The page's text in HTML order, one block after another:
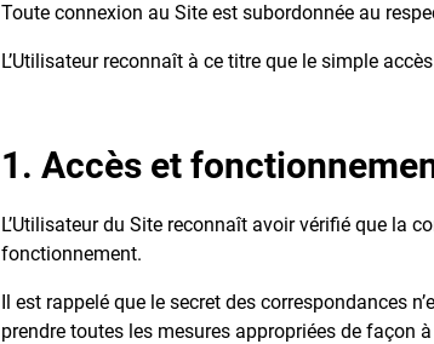
Toute connexion au Site est subordonnée au
L’Utilisateur reconnaît à ce titre que le simple
1. Accès et
L’Utilisateur du Site reconnaît avoir vérifié que la
fonctionnement.
Il est rappelé que le secret des correspondances
prendre toutes les mesures appropriées de façon